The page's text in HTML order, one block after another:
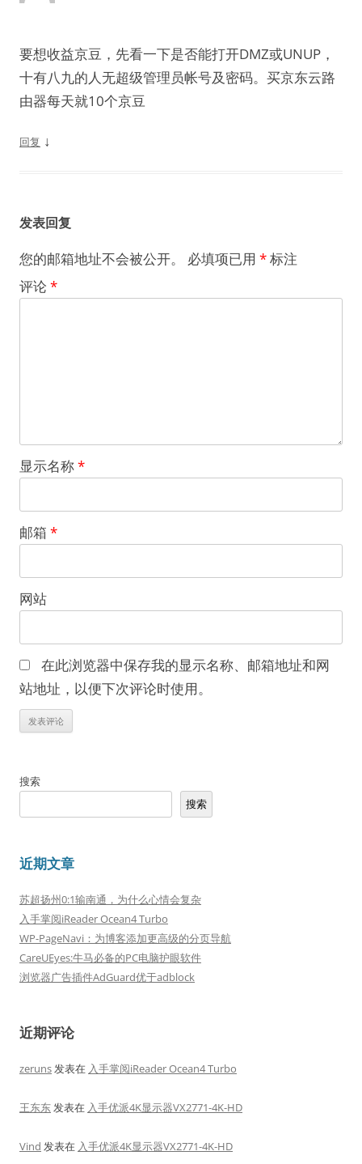
要想收益京豆，先看一下是否能打开DMZ或UNUP，
十有八九的人无超级管理员帐号及密码。买京东云路
由器每天就10个京豆
回复 ↓
发表回复
您的邮箱地址不会被公开。 必填项已用 *标注
评论 *
显示名称*
邮箱 *
网站
在此浏览器中保存我的显示名称、邮箱地址和网
站地址，以便下次评论时使用。
搜索
搜索
近期文章
苏超扬州0:1输南通，为什么心情会复杂
入手掌阅iReader Ocean4 Turbo
WP-PageNavi：为博客添加更高级的分页导航
CareUEyes:牛马必备的PC电脑护眼软件
浏览器广告插件AdGuard优于adblock
近期评论
zeruns发表在 入手掌阅iReader Ocean4 Turbo
王东东发表在 入手优派4K显示器VX2771-4K-HD
Vind 发表在 入手优派4K显示器VX2771-4K-HD